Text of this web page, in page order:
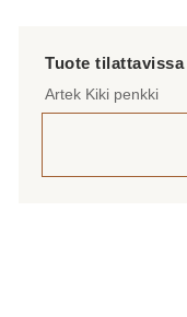
Artek Kiki penkki